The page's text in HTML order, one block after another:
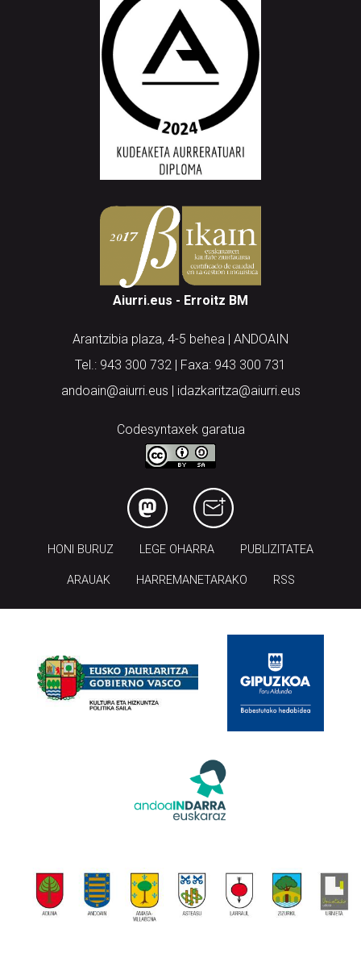
Aiurri.eus - Erroitz BM
Arantzibia plaza, 4-5 behea | ANDOAIN
Tel.: 943 300 732 | Faxa: 943 300 731
andoain@aiurri.eus | idazkaritza@aiurri.eus
Codesyntaxek garatua
HONI BURUZ LEGE OHARRA PUBLIZITATEA
ARAUAK HARREMANETARAKO RSS